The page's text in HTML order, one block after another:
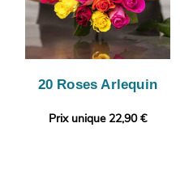
20 Roses Arlequin
Prix unique 22,90 €